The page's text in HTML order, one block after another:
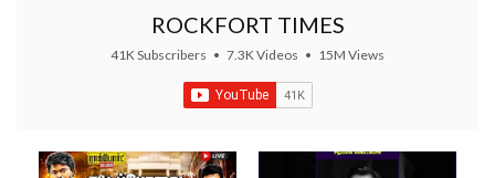
ROCKFORT TIMES
41K Subscribers • 7.3K Videos • 15M Views